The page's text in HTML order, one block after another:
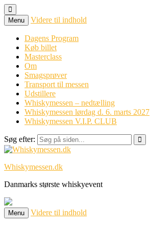
Menu Videre til indhold
Dagens Program
Køb billet
Masterclass
Om
Smagsprøver
Transport til messen
Udstillere
Whiskymessen – nedtælling
Whiskymessen lørdag d. 6. marts 2027
Whiskymessen V.I.P. CLUB
Søg efter:
Whiskymessen.dk
Danmarks største whiskyevent
Menu Videre til indhold